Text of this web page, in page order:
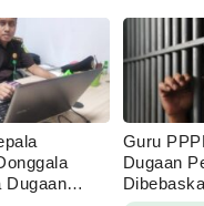
Dugaan
Guru
Dugaan